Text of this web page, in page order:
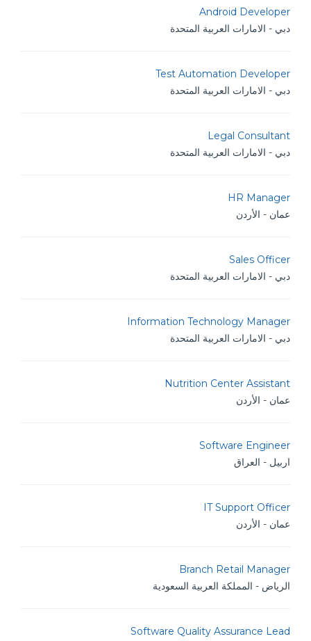
Android Developer
دبي - الامارات العربية المتحدة
Test Automation Developer
دبي - الامارات العربية المتحدة
Legal Consultant
دبي - الامارات العربية المتحدة
HR Manager
عمان - الأردن
Sales Officer
دبي - الامارات العربية المتحدة
Information Technology Manager
دبي - الامارات العربية المتحدة
Nutrition Center Assistant
عمان - الأردن
Software Engineer
اربيل - العراق
IT Support Officer
عمان - الأردن
Branch Retail Manager
الرياض - المملكة العربية السعودية
Software Quality Assurance Lead